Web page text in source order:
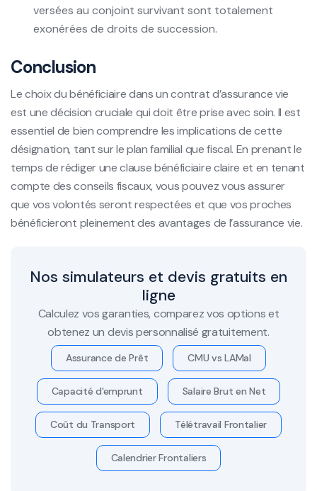
versées au conjoint survivant sont totalement
exonérées de droits de succession.
Conclusion
Le choix du bénéficiaire dans un contrat d’assurance vie
est une décision cruciale qui doit être prise avec soin. Il est
essentiel de bien comprendre les implications de cette
désignation, tant sur le plan familial que fiscal. En prenant le
temps de rédiger une clause bénéficiaire claire et en tenant
compte des conseils fiscaux, vous pouvez vous assurer
que vos volontés seront respectées et que vos proches
bénéficieront pleinement des avantages de l’assurance vie.
Nos simulateurs et devis gratuits en
ligne
Calculez vos garanties, comparez vos options et
obtenez un devis personnalisé gratuitement.
Assurance de Prêt CMU vs LAMal
Capacité d'emprunt Salaire Brut en Net
Coût du Transport Télétravail Frontalier
Calendrier Frontaliers